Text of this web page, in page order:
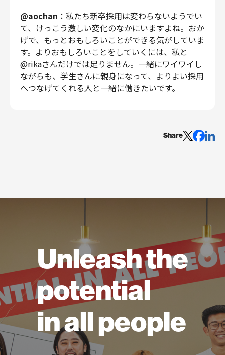
@aochan ：私たち新卒採用は変わらないようでい
て、けっこう激しい変化のなかにいますよね。おか
げで、もっとおもしろいことができる気がしていま
す。よりおもしろいことをしていくには、私と
@rikaさんだけでは足りません。一緒にワイワイし
ながらも、学生さんに親身になって、よりよい採用
へつなげてくれる人と一緒に働きたいです。
Share
Unleash the
potential
in all people